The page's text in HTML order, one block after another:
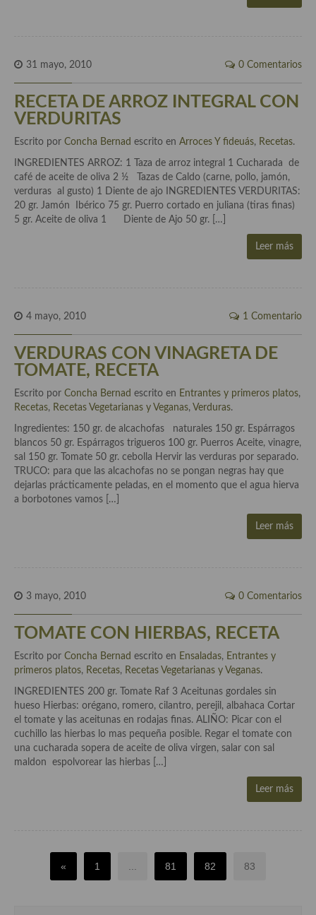
Cocina Ecuatoriana
Cocina Jamaicana
Cocina peruana
Cocina de Oriente Medio
Cocina israelí
Cocina de Egipto
Cocina Oriental
Cocina Tailandesa
Cocina Japonesa
Cocina Vietnamita
Cocina del Pacifico
Cocina filipina
Cocina de Hawái
Cocina de Madagascar
Cocina Africana
Cocina Yoshoku
31 mayo, 2010 0 Comentarios
RECETA DE ARROZ INTEGRAL CON
VERDURITAS
Escrito por Concha Bernad escrito en Arroces Y fideuás, Recetas.
INGREDIENTES ARROZ: 1 Taza de arroz integral 1 Cucharada de
café de aceite de oliva 2 ½ Tazas de Caldo (carne, pollo, jamón,
verduras al gusto) 1 Diente de ajo INGREDIENTES VERDURITAS:
20 gr. Jamón Ibérico 75 gr. Puerro cortado en juliana (tiras finas)
5 gr. Aceite de oliva 1 Diente de Ajo 50 gr. […]
Leer más
4 mayo, 2010 1 Comentario
VERDURAS CON VINAGRETA DE
TOMATE, RECETA
Escrito por Concha Bernad escrito en Entrantes y primeros platos,
Recetas, Recetas Vegetarianas y Veganas, Verduras.
Ingredientes: 150 gr. de alcachofas naturales 150 gr. Espárragos
blancos 50 gr. Espárragos trigueros 100 gr. Puerros Aceite, vinagre,
sal 150 gr. Tomate 50 gr. cebolla Hervir las verduras por separado.
TRUCO: para que las alcachofas no se pongan negras hay que
dejarlas prácticamente peladas, en el momento que el agua hierva
a borbotones vamos […]
Leer más
3 mayo, 2010 0 Comentarios
TOMATE CON HIERBAS, RECETA
Escrito por Concha Bernad escrito en Ensaladas, Entrantes y
primeros platos, Recetas, Recetas Vegetarianas y Veganas.
INGREDIENTES 200 gr. Tomate Raf 3 Aceitunas gordales sin
hueso Hierbas: orégano, romero, cilantro, perejil, albahaca Cortar
el tomate y las aceitunas en rodajas finas. ALIÑO: Picar con el
cuchillo las hierbas lo mas pequeña posible. Regar el tomate con
una cucharada sopera de aceite de oliva virgen, salar con sal
maldon espolvorear las hierbas […]
Leer más
« 1 81 82 83